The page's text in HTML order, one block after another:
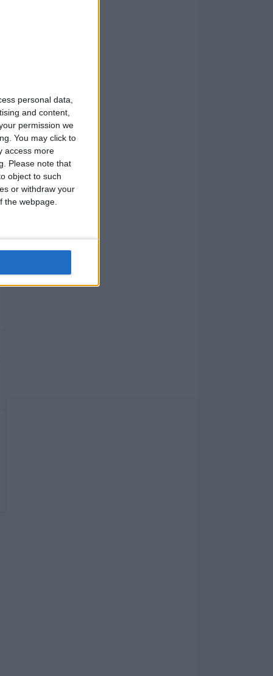
personal data,
and content,
permission we
You may click to
access more
Please note that
object to such
or withdraw your
the webpage.